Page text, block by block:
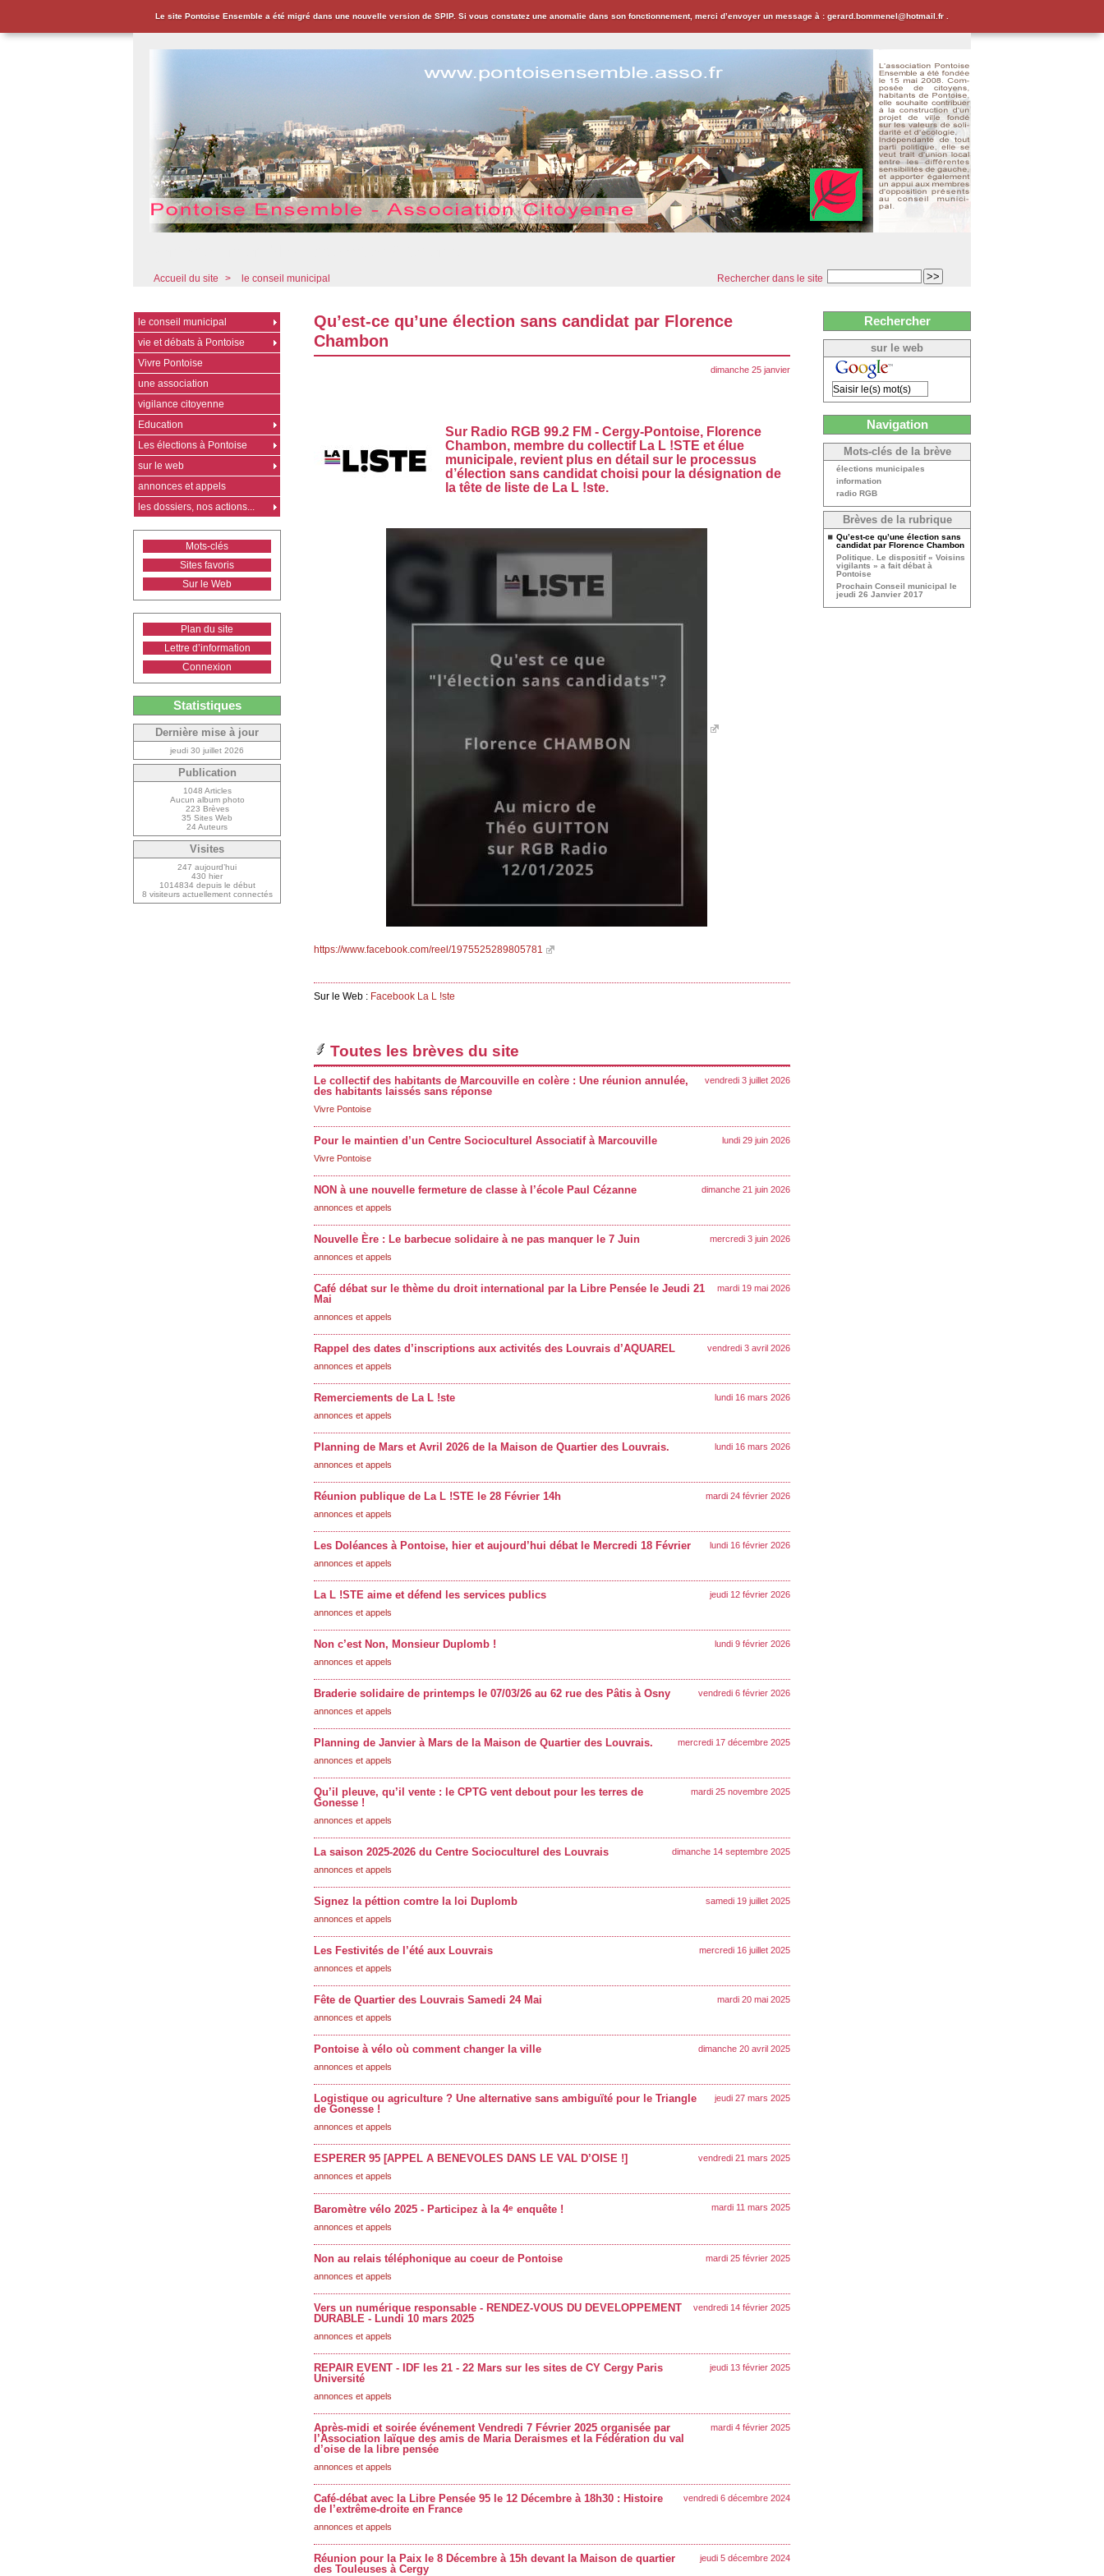
Le site Pontoise Ensemble a été migré dans une nouvelle version de SPIP. Si vous constatez une anomalie dans son fonctionnement, merci d’envoyer un message à : gerard.bommenel@hotmail.fr .
Rechercher dans le site
Accueil du site > le conseil municipal
Qu’est-ce qu’une élection sans candidat par Florence
Chambon
dimanche 25 janvier
Sur Radio RGB 99.2 FM - Cergy-Pontoise, Florence
Chambon, membre du collectif La L !STE et élue
municipale, revient plus en détail sur le processus
d’élection sans candidat choisi pour la désignation de
la tête de liste de La L !ste.
https://www.facebook.com/reel/1975525289805781
Sur le Web : Facebook La L !ste
Toutes les brèves du site
vendredi 3 juillet 2026
Le collectif des habitants de Marcouville en colère : Une réunion annulée,
des habitants laissés sans réponse
Vivre Pontoise
lundi 29 juin 2026
Pour le maintien d’un Centre Socioculturel Associatif à Marcouville
Vivre Pontoise
dimanche 21 juin 2026
NON à une nouvelle fermeture de classe à l’école Paul Cézanne
annonces et appels
mercredi 3 juin 2026
Nouvelle Ère : Le barbecue solidaire à ne pas manquer le 7 Juin
annonces et appels
mardi 19 mai 2026
Café débat sur le thème du droit international par la Libre Pensée le Jeudi 21
Mai
annonces et appels
vendredi 3 avril 2026
Rappel des dates d’inscriptions aux activités des Louvrais d’AQUAREL
annonces et appels
lundi 16 mars 2026
Remerciements de La L !ste
annonces et appels
lundi 16 mars 2026
Planning de Mars et Avril 2026 de la Maison de Quartier des Louvrais.
annonces et appels
mardi 24 février 2026
Réunion publique de La L !STE le 28 Février 14h
annonces et appels
lundi 16 février 2026
Les Doléances à Pontoise, hier et aujourd’hui débat le Mercredi 18 Février
annonces et appels
jeudi 12 février 2026
La L !STE aime et défend les services publics
annonces et appels
lundi 9 février 2026
Non c’est Non, Monsieur Duplomb !
annonces et appels
vendredi 6 février 2026
Braderie solidaire de printemps le 07/03/26 au 62 rue des Pâtis à Osny
annonces et appels
mercredi 17 décembre 2025
Planning de Janvier à Mars de la Maison de Quartier des Louvrais.
annonces et appels
mardi 25 novembre 2025
Qu’il pleuve, qu’il vente : le CPTG vent debout pour les terres de
Gonesse !
annonces et appels
dimanche 14 septembre 2025
La saison 2025-2026 du Centre Socioculturel des Louvrais
annonces et appels
samedi 19 juillet 2025
Signez la péttion comtre la loi Duplomb
annonces et appels
mercredi 16 juillet 2025
Les Festivités de l’été aux Louvrais
annonces et appels
mardi 20 mai 2025
Fête de Quartier des Louvrais Samedi 24 Mai
annonces et appels
dimanche 20 avril 2025
Pontoise à vélo où comment changer la ville
annonces et appels
jeudi 27 mars 2025
Logistique ou agriculture ? Une alternative sans ambiguïté pour le Triangle
de Gonesse !
annonces et appels
vendredi 21 mars 2025
ESPERER 95 [APPEL A BENEVOLES DANS LE VAL D’OISE !]
annonces et appels
mardi 11 mars 2025
Baromètre vélo 2025 - Participez à la 4e enquête !
annonces et appels
mardi 25 février 2025
Non au relais téléphonique au coeur de Pontoise
annonces et appels
vendredi 14 février 2025
Vers un numérique responsable - RENDEZ-VOUS DU DEVELOPPEMENT
DURABLE - Lundi 10 mars 2025
annonces et appels
jeudi 13 février 2025
REPAIR EVENT - IDF les 21 - 22 Mars sur les sites de CY Cergy Paris
Université
annonces et appels
mardi 4 février 2025
Après-midi et soirée événement Vendredi 7 Février 2025 organisée par
l’Association laïque des amis de Maria Deraismes et la Fédération du val
d’oise de la libre pensée
annonces et appels
vendredi 6 décembre 2024
Café-débat avec la Libre Pensée 95 le 12 Décembre à 18h30 : Histoire
de l’extrême-droite en France
annonces et appels
jeudi 5 décembre 2024
Réunion pour la Paix le 8 Décembre à 15h devant la Maison de quartier
des Touleuses à Cergy
le conseil municipal
vie et débats à Pontoise
Vivre Pontoise
une association
vigilance citoyenne
Education
Les élections à Pontoise
sur le web
annonces et appels
les dossiers, nos actions...
Mots-clés
Sites favoris
Sur le Web
Plan du site
Lettre d’information
Connexion
Statistiques
Dernière mise à jour
jeudi 30 juillet 2026
Publication
1048 Articles
Aucun album photo
223 Brèves
35 Sites Web
24 Auteurs
Visites
247 aujourd’hui
430 hier
1014834 depuis le début
8 visiteurs actuellement connectés
Rechercher
sur le web
Navigation
Mots-clés de la brève
élections municipales
information
radio RGB
Brèves de la rubrique
Qu’est-ce qu’une élection sans
candidat par Florence Chambon
Politique. Le dispositif « Voisins
vigilants » a fait débat à
Pontoise
Prochain Conseil municipal le
jeudi 26 Janvier 2017